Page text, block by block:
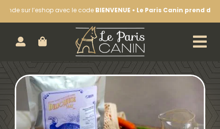
Passer
avec le codeBIENVENUE • Le Paris Canin prend des